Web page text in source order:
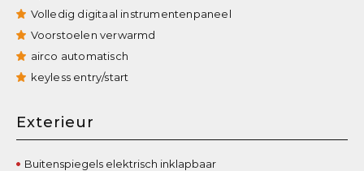
Volledig digitaal instrumentenpaneel
Voorstoelen verwarmd
airco automatisch
keyless entry/start
Exterieur
Buitenspiegels elektrisch inklapbaar